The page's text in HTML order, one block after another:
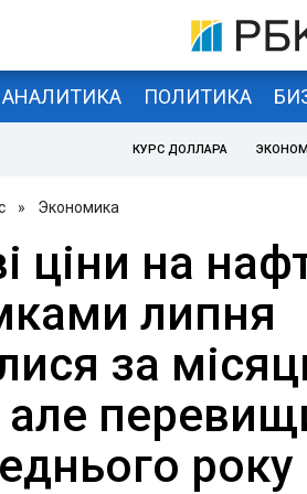
АНАЛИТИКА ПОЛИТИКА
КУРС ДОЛЛАРА
» Экономика
ціни на
липня
за
але
року